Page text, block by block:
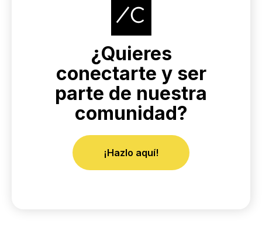
¿Quieres
conectarte y ser
parte de nuestra
comunidad?
¡Hazlo aquí!